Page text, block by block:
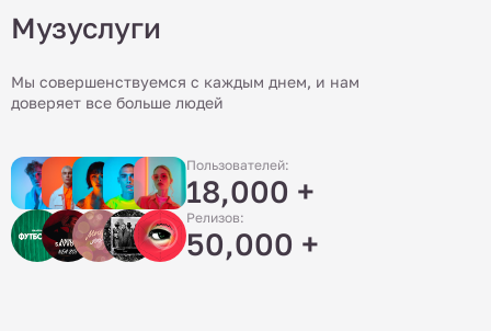
Музуслуги
Мы совершенствуемся с каждым днем, и нам
доверяет все больше людей
Пользователей:
18,000 +
Релизов:
50,000 +